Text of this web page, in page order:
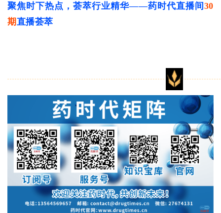
聚焦时下热点，荟萃行业精华——药时代直播间 30
期直播荟萃